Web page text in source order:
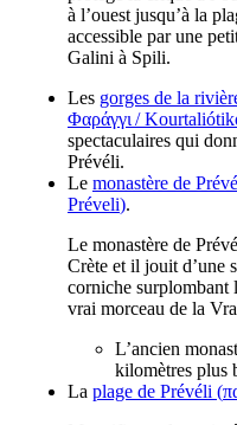
à l’ouest jusqu’à la
accessible par une
Galini à Spili.
Les gorges de la
Φαράγγι /
spectaculaires qui
Prévéli.
Le monastère de
Préveli).
Le monastère de
Crète et il jouit d’une
corniche surplombant
vrai morceau de la
L’ancien
kilomètres plus
La plage de Prévéli (